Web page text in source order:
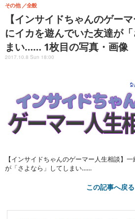
【インサイドちゃんのゲー
にイカを遊んでいた友達が
まい…… 1枚目の写真・画像
その他 全般
2017.10.8 Sun 18:00
【インサイドちゃんのゲーマー人生相談】
が「さよなら」してしまい……
この記事へ戻る